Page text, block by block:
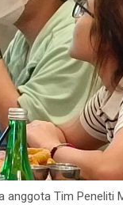
anggota Tim Peneliti